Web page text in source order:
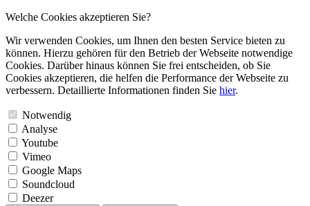
Welche Cookies akzeptieren Sie?
Wir verwenden Cookies, um Ihnen den besten Service bieten zu
können. Hierzu gehören für den Betrieb der Webseite notwendige
Cookies. Darüber hinaus können Sie frei entscheiden, ob Sie
Cookies akzeptieren, die helfen die Performance der Webseite zu
verbessern. Detaillierte Informationen finden Sie hier.
Notwendig
Analyse
Youtube
Vimeo
Google Maps
Soundcloud
Deezer